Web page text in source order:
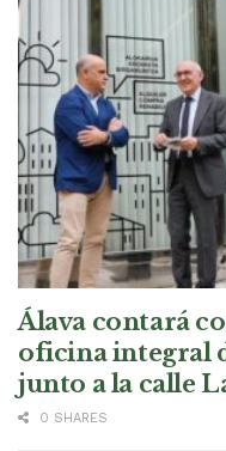
Álava contará
oficina integral
junto a la calle
0 SHARES